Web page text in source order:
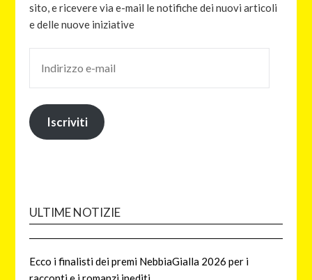
sito, e ricevere via e-mail le notifiche dei nuovi articoli
e delle nuove iniziative
Iscriviti
ULTIME NOTIZIE
Ecco i finalisti dei premi NebbiaGialla 2026 per i